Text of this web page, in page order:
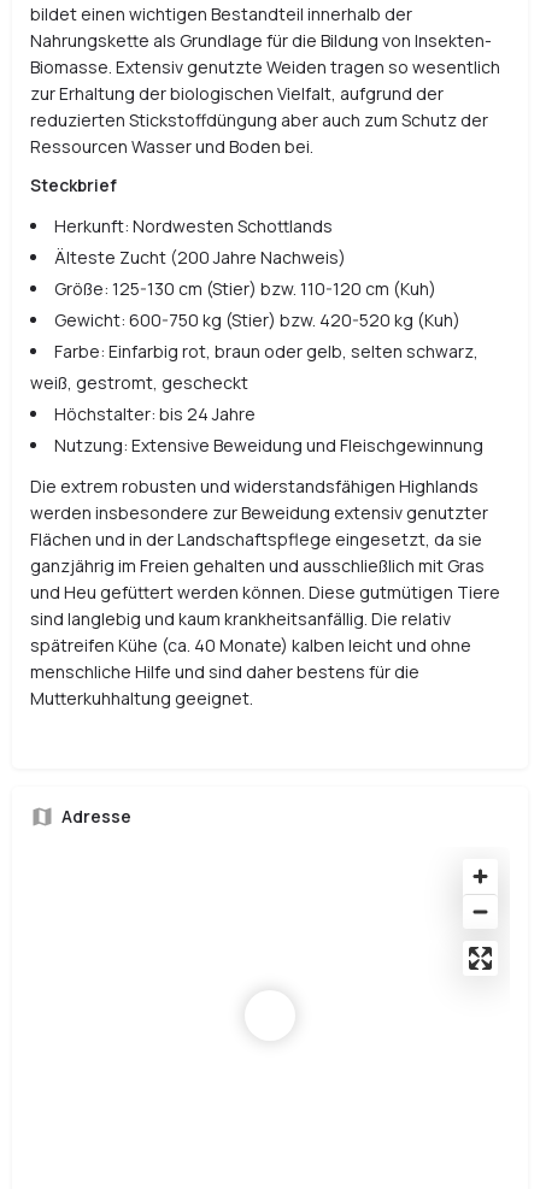
bildet einen wichtigen Bestandteil innerhalb der
Nahrungskette als Grundlage für die Bildung von Insekten-
Biomasse. Extensiv genutzte Weiden tragen so wesentlich
zur Erhaltung der biologischen Vielfalt, aufgrund der
reduzierten Stickstoffdüngung aber auch zum Schutz der
Ressourcen Wasser und Boden bei.
Steckbrief
Herkunft: Nordwesten Schottlands
Älteste Zucht (200 Jahre Nachweis)
Größe: 125-130 cm (Stier) bzw. 110-120 cm (Kuh)
Gewicht: 600-750 kg (Stier) bzw. 420-520 kg (Kuh)
Farbe: Einfarbig rot, braun oder gelb, selten schwarz,
weiß, gestromt, gescheckt
Höchstalter: bis 24 Jahre
Nutzung: Extensive Beweidung und Fleischgewinnung
Die extrem robusten und widerstandsfähigen Highlands
werden insbesondere zur Beweidung extensiv genutzter
Flächen und in der Landschaftspflege eingesetzt, da sie
ganzjährig im Freien gehalten und ausschließlich mit Gras
und Heu gefüttert werden können. Diese gutmütigen Tiere
sind langlebig und kaum krankheitsanfällig. Die relativ
spätreifen Kühe (ca. 40 Monate) kalben leicht und ohne
menschliche Hilfe und sind daher bestens für die
Mutterkuhhaltung geeignet.
Adresse